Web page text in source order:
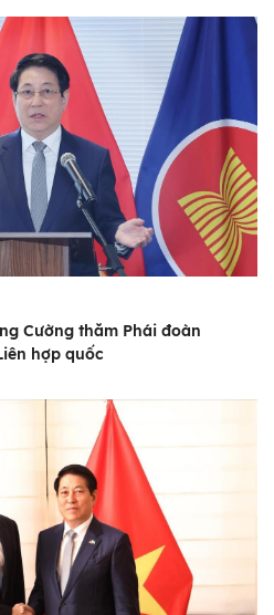
Cường thăm Phái đoàn
hợp quốc